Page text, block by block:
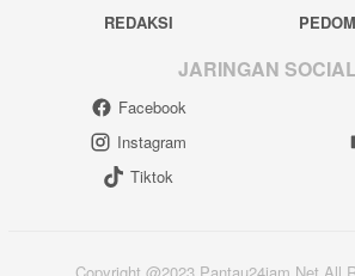
REDAKSI
JARINGAN SOCIAL
Facebook
Instagram
Tiktok